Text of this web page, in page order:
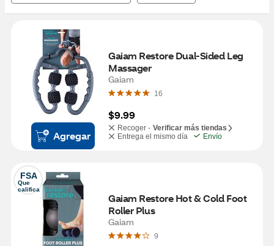
Agregar
Gaiam Restore Dual-Sided Leg
Massager
Gaiam
16
$9.99
Recoger - Verificar más tiendas
Entrega el mismo día
Envío
FSA
Que
califica
Gaiam Restore Hot & Cold Foot
Roller Plus
Gaiam
9